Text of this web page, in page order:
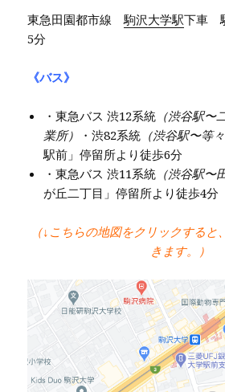
東急田園都市線駒沢大学駅下車
5分
《バス》
・東急バス 渋12系統 （渋谷駅
業所）
・渋82系統 （渋谷駅〜等々
駅前」停留所より徒歩6分
・東急バス 渋11系統 （渋谷駅〜
が丘二丁目」停留所より徒歩4分
（↓こちらの地図をクリックする
きます。）